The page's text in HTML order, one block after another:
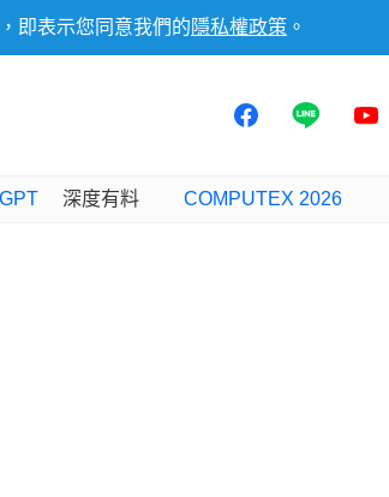
即表示您同意我們的 隱私權政策 。
深度有料 COMPUTEX 2026